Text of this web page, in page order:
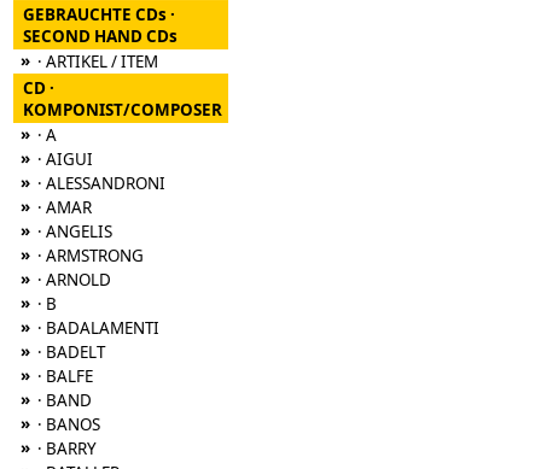
GEBRAUCHTE CDs ·
SECOND HAND CDs
» · ARTIKEL / ITEM
CD ·
KOMPONIST/COMPOSER
» · A
» · AIGUI
» · ALESSANDRONI
» · AMAR
» · ANGELIS
» · ARMSTRONG
» · ARNOLD
» · B
» · BADALAMENTI
» · BADELT
» · BALFE
» · BAND
» · BANOS
» · BARRY